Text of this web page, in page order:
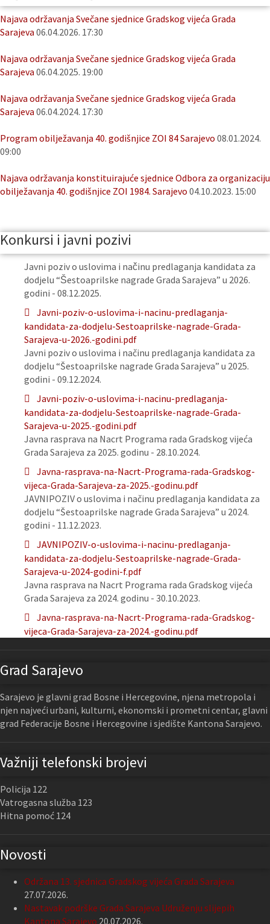
Najava održavanja Svečane sjednice Gradskog vijeća Grada
Sarajeva 06.04.2026. 17:30
Najava održavanja Svečane sjednice Gradskog vijeća Grada
Sarajeva 06.04.2025. 19:00
Najava održavanja Svečane sjednice Gradskog vijeća Grada
Sarajeva 06.04.2024. 17:30
Program obilježavanja 40. godišnjice ZOI 84 Sarajevo 08.01.2024.
09:00
Najava održavanja konstituirajuće sjednice Odbora za organizaciju
obilježavanja 40. godišnjice ZOI 1984. Sarajevo 04.10.2023. 15:00
Konkursi i javni pozivi
Javni poziv o uslovima i načinu predlaganja kandidata za
dodjelu “Šestoaprilske nagrade Grada Sarajeva” u 2026.
godini - 08.12.2025.
Javni-poziv-o-uslovima-i-nacinu-predlaganja-
kandidata-za-dodjelu-Sestoaprilske-nagrade-Grada-
Sarajeva-u-2026.-godini.pdf
Javni poziv o uslovima i načinu predlaganja kandidata za
dodjelu “Šestoaprilske nagrade Grada Sarajeva” u 2025.
godini - 09.12.2024.
Javni-poziv-o-uslovima-i-nacinu-predlaganja-
kandidata-za-dodjelu-Sestoaprilske-nagrade-Grada-
Sarajeva-u-2025.-godini.pdf
Javna rasprava na Nacrt Programa rada Gradskog vijeća
Grada Sarajeva za 2025. godinu - 28.10.2024.
Javna-rasprava-na-Nacrt-Programa-rada-Gradskog-
vijeca-Grada-Sarajeva-za-2025.-godinu.pdf
JAVNIPOZIV o uslovima i načinu predlaganja kandidata za
dodjelu “Šestoaprilske nagrade Grada Sarajeva” u 2024.
godini - 11.12.2023.
JAVNIPOZIV-o-uslovima-i-nacinu-predlaganja-
kandidata-za-dodjelu-Sestoaprilske-nagrade-Grada-
Sarajeva-u-2024-godini-f.pdf
Javna rasprava na Nacrt Programa rada Gradskog vijeća
Grada Sarajeva za 2024. godinu - 30.10.2023.
Javna-rasprava-na-Nacrt-Programa-rada-Gradskog-
vijeca-Grada-Sarajeva-za-2024.-godinu.pdf
Grad Sarajevo
Sarajevo je glavni grad Bosne i Hercegovine, njena metropola i
njen najveći urbani, kulturni, ekonomski i prometni centar, glavni
grad Federacije Bosne i Hercegovine i sjedište Kantona Sarajevo.
Važniji telefonski brojevi
Policija 122
Vatrogasna služba 123
Hitna pomoć 124
Novosti
Održana 13. sjednica Gradskog vijeća Grada Sarajeva
27.07.2026.
Nastavak podrške Grada Sarajeva Udruženju slijepih
Kantona Sarajevo 20.07.2026.